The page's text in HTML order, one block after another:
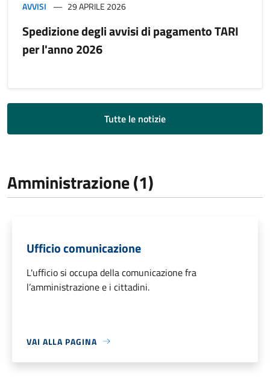
AVVISI 29 APRILE 2026
Spedizione degli avvisi di pagamento TARI
per l'anno 2026
Tutte le notizie
Amministrazione (1)
Ufficio comunicazione
L'ufficio si occupa della comunicazione fra
l’amministrazione e i cittadini.
VAI ALLA PAGINA